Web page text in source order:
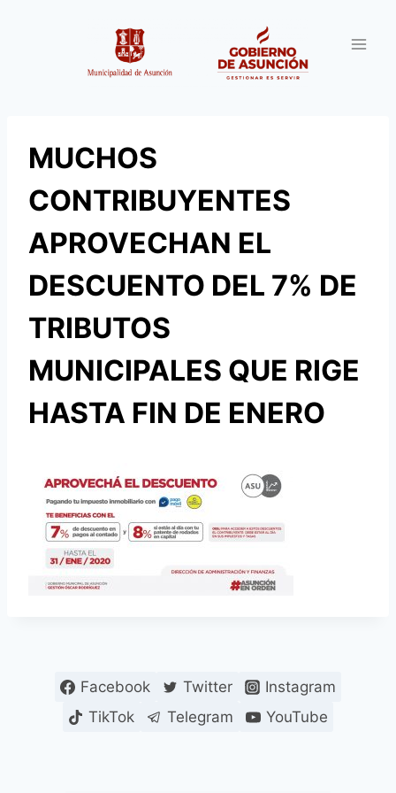
MUCHOS
CONTRIBUYENTES
APROVECHAN EL
DESCUENTO DEL 7% DE
TRIBUTOS
MUNICIPALES QUE RIGE
HASTA FIN DE ENERO
Facebook Twitter
Instagram
TikTok
Telegram YouTube